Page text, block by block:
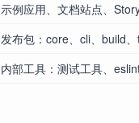
示例应用、文档站点、
发布包：core、cli、build
内部工具：测试工具、